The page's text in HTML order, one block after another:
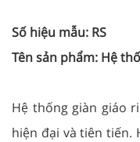
Số hiệu mẫu: RS
Tên sản phẩm: Hệ
Hệ thống giàn giáo
hiện đại và tiên tiến.